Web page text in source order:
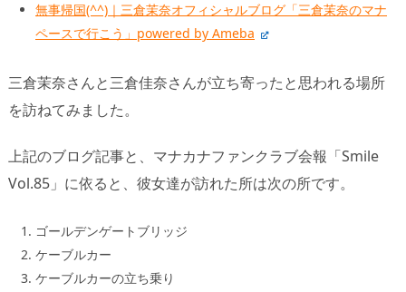
無事帰国(^^)｜三倉茉奈オフィシャルブログ「三倉茉奈のマナ
ペースで行こう」powered by Ameba
三倉茉奈さんと三倉佳奈さんが立ち寄ったと思われる場所
を訪ねてみました。
上記のブログ記事と、マナカナファンクラブ会報「Smile
Vol.85」に依ると、彼女達が訪れた所は次の所です。
ゴールデンゲートブリッジ
ケーブルカー
ケーブルカーの立ち乗り